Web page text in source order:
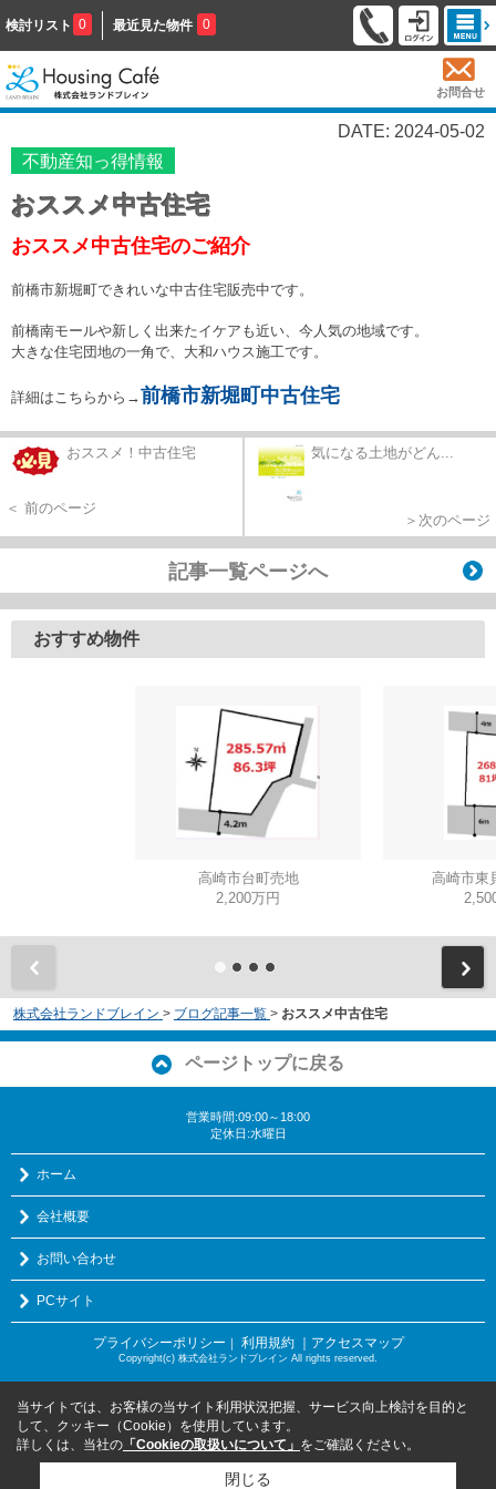
検討リスト 0 最近見た物件 0
お問合せ
DATE: 2024-05-02
不動産知っ得情報
おススメ中古住宅
おススメ中古住宅のご紹介
前橋市新堀町できれいな中古住宅販売中です。
前橋南モールや新しく出来たイケアも近い、今人気の地域です。
大きな住宅団地の一角で、大和ハウス施工です。
詳細はこちらから→前橋市新堀町中古住宅
おススメ！中古住宅
＜ 前のページ
気になる土地がどん...
＞次のページ
記事一覧ページへ
おすすめ物件
高崎市台町売地
2,200万円
高崎市東
株式会社ランドブレイン > ブログ記事一覧 > おススメ中古住宅
ページトップに戻る
営業時間:09:00～18:00
定休日:水曜日
ホーム
会社概要
お問い合わせ
PCサイト
プライバシーポリシー ｜ 利用規約 ｜アクセスマップ
Copyright(c) 株式会社ランドブレイン All rights reserved.
当サイトでは、お客様の当サイト利用状況把握、サービス向上検討を目的と
して、クッキー（Cookie）を使用しています。
詳しくは、当社の 「Cookieの取扱いについて」 をご確認ください。
閉じる